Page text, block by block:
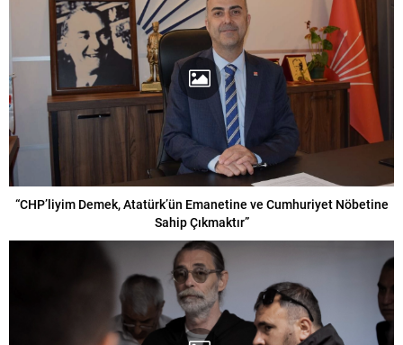
“CHP’liyim Demek, Atatürk’ün Emanetine ve Cumhuriyet Nöbetine
Sahip Çıkmaktır”